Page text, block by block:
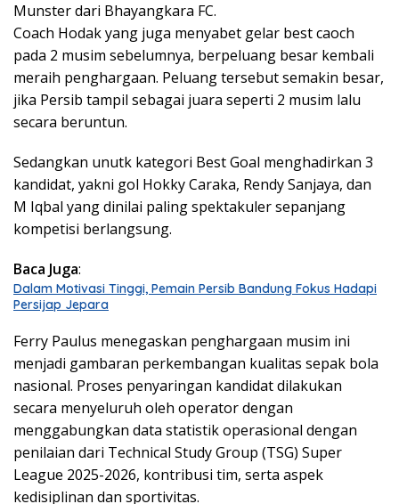
Munster dari Bhayangkara FC.
Coach Hodak yang juga menyabet gelar best caoch
pada 2 musim sebelumnya, berpeluang besar kembali
meraih penghargaan. Peluang tersebut semakin besar,
jika Persib tampil sebagai juara seperti 2 musim lalu
secara beruntun.
Sedangkan unutk kategori Best Goal menghadirkan 3
kandidat, yakni gol Hokky Caraka, Rendy Sanjaya, dan
M Iqbal yang dinilai paling spektakuler sepanjang
kompetisi berlangsung.
Baca Juga:
Dalam Motivasi Tinggi, Pemain Persib Bandung Fokus Hadapi
Persijap Jepara
Ferry Paulus menegaskan penghargaan musim ini
menjadi gambaran perkembangan kualitas sepak bola
nasional. Proses penyaringan kandidat dilakukan
secara menyeluruh oleh operator dengan
menggabungkan data statistik operasional dengan
penilaian dari Technical Study Group (TSG) Super
League 2025-2026, kontribusi tim, serta aspek
kedisiplinan dan sportivitas.